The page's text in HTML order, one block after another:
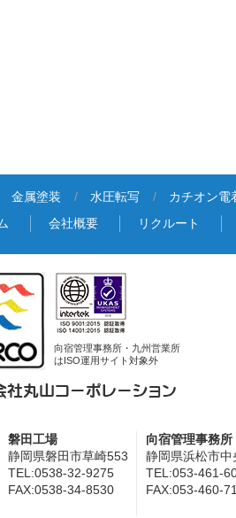
金属塗装 水圧転写 カチオン電
会社概要 リクルート
向宿管理事務所・九州営業所
はISO運用サイト対象外
磐田工場
静岡県磐田市草崎553
TEL:0538-32-9275
FAX:0538-34-8530
向宿管理事務所
静岡県浜松市中
TEL:053-461-
FAX:053-460-